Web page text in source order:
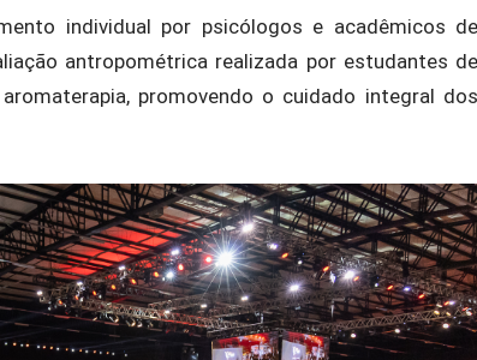
individual por psicólogos e acadêmicos de
antropométrica realizada por estudantes de
promovendo o cuidado integral dos